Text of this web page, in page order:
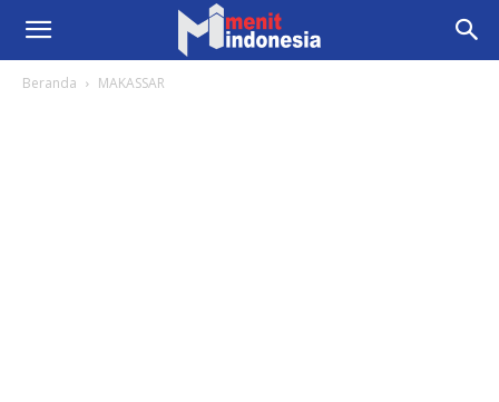
Beranda MAKASSAR